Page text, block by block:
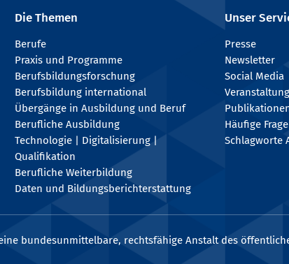
Die Themen
Berufe
Praxis und Programme
Berufsbildungsforschung
Berufsbildung international
Übergänge in Ausbildung und Beruf
Berufliche Ausbildung
Technologie | Digitalisierung |
Qualifikation
Berufliche Weiterbildung
Daten und Bildungsberichterstattung
Unser
Presse
Newsletter
Social Media
Häufige
Schlagworte
bundesunmittelbare, rechtsfähige Anstalt des